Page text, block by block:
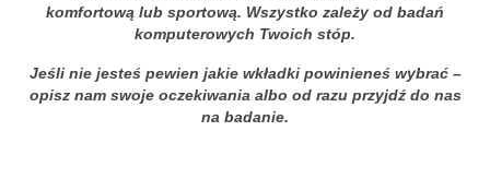
komfortową lub sportową. Wszystko zależy od badań
komputerowych Twoich stóp.
Jeśli nie jesteś pewien jakie wkładki powinieneś wybrać –
opisz nam swoje oczekiwania albo od razu przyjdź do nas
na badanie.